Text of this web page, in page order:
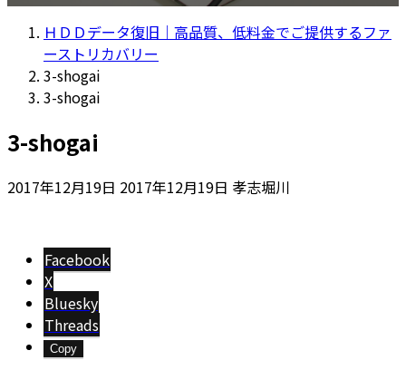
ＨＤＤデータ復旧｜高品質、低料金でご提供するファ
ーストリカバリー
3-shogai
3-shogai
3-shogai
2017年12月19日 最
2017年12月19日 孝志堀川
Facebook
X
Bluesky
Threads
Copy